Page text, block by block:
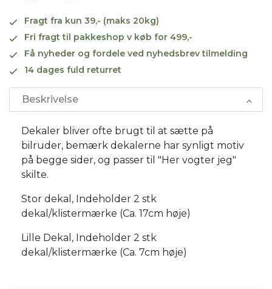
Fragt fra kun 39,- (maks 20kg)
Fri fragt til pakkeshop v køb for 499,-
Få nyheder og fordele ved nyhedsbrev tilmelding
14 dages fuld returret
Beskrivelse
Dekaler bliver ofte brugt til at sætte på
bilruder, bemærk dekalerne har synligt motiv
på begge sider, og passer til "Her vogter jeg"
skilte.
Stor dekal, Indeholder 2 stk
dekal/klistermærke (Ca. 17cm høje)
Lille Dekal, Indeholder 2 stk
dekal/klistermærke (Ca. 7cm høje)